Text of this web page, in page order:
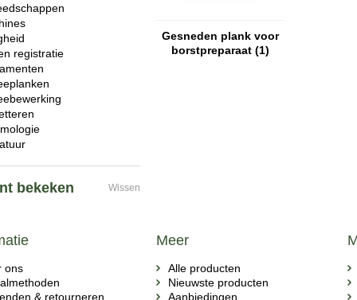
Gesneden plank voor
borstpreparaat (1)
registratie
bekeken Wissen
ons
& retourneren
Meer
Alle producten
Nieuwste producten
Aanbiedingen